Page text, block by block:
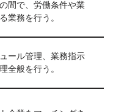
間で、労働条件や業
業務を行う。
ール管理、業務指示
全般を行う。